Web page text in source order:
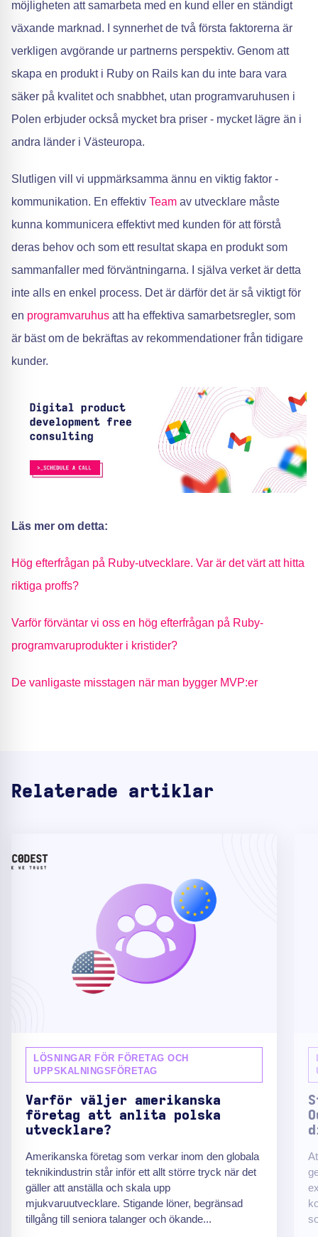
möjligheten att samarbeta med en kund eller en ständigt
växande marknad. I synnerhet de två första faktorerna är
verkligen avgörande ur partnerns perspektiv. Genom att
skapa en produkt i Ruby on Rails kan du inte bara vara
säker på kvalitet och snabbhet, utan programvaruhusen i
Polen erbjuder också mycket bra priser - mycket lägre än i
andra länder i Västeuropa.
Slutligen vill vi uppmärksamma ännu en viktig faktor -
kommunikation. En effektiv Team av utvecklare måste
kunna kommunicera effektivt med kunden för att förstå
deras behov och som ett resultat skapa en produkt som
sammanfaller med förväntningarna. I själva verket är detta
inte alls en enkel process. Det är därför det är så viktigt för
en programvaruhus att ha effektiva samarbetsregler, som
är bäst om de bekräftas av rekommendationer från tidigare
kunder.
Läs mer om detta:
Hög efterfrågan på Ruby-utvecklare. Var är det värt att hitta
riktiga proffs?
Varför förväntar vi oss en hög efterfrågan på Ruby-
programvaruprodukter i kristider?
De vanligaste misstagen när man bygger MVP:er
Relaterade artiklar
LÖSNINGAR FÖR FÖRETAG OCH
UPPSKALNINGSFÖRETAG
Varför väljer amerikanska
företag att anlita polska
utvecklare?
Amerikanska företag som verkar inom den globala
teknikindustrin står inför ett allt större tryck när det
gäller att anställa och skala upp
mjukvaruutvecklare. Stigande löner, begränsad
tillgång till seniora talanger och ökande...